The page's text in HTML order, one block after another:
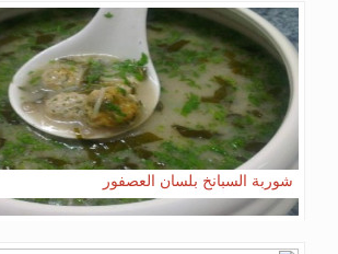
شوربة السبانخ بلسان العصفور